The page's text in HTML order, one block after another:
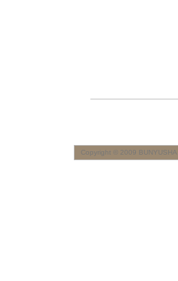
Copyright © 2009 BUNYUSHA